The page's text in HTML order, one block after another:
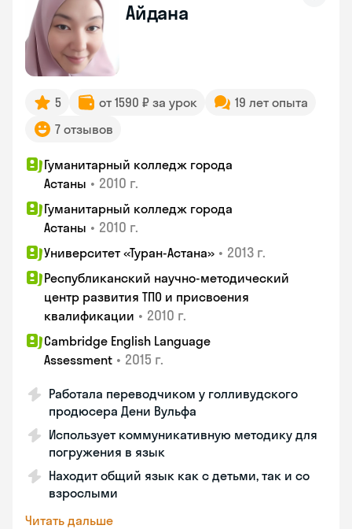
Айдана
5 от 1590 ₽ за урок
19 лет опыта
7 отзывов
Гуманитарный колледж города
Астаны • 2010 г.
Гуманитарный колледж города
Астаны • 2010 г.
Университет «Туран-Астана» • 2013 г.
Республиканский научно-методический
центр развития ТПО и присвоения
квалификации • 2010 г.
Cambridge English Language
Assessment • 2015 г.
Работала переводчиком у голливудского
продюсера Дени Вульфа
Использует коммуникативную методику для
погружения в язык
Находит общий язык как с детьми, так и со
взрослыми
Читать дальше